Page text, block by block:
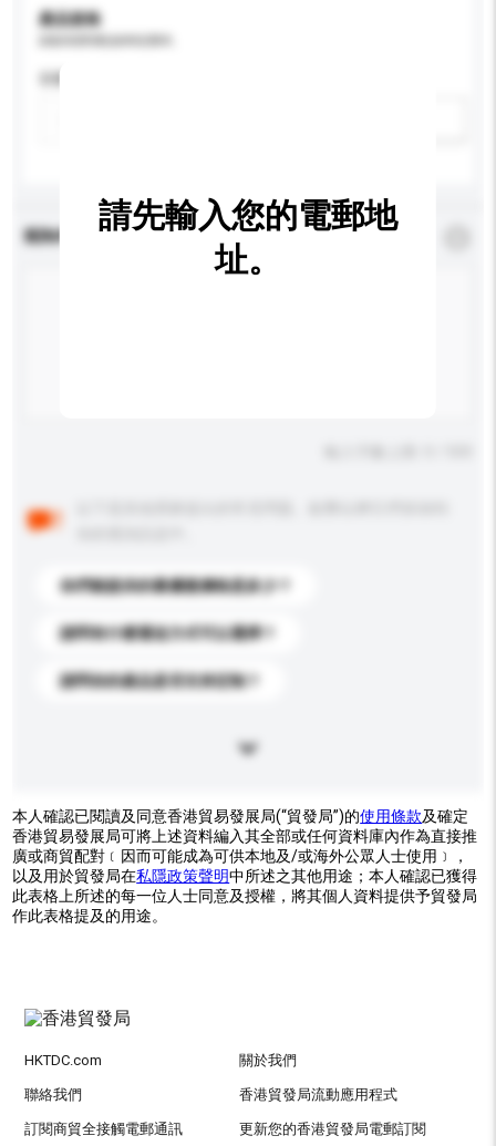
產品規格
查詢內容 * 必須填寫
你們能提供的最優惠價格是多少？
請問有什麼運送方式可以選擇？
請問你的產品是否支持定制？
請先輸入您的電郵地
址。
本人確認已閱讀及同意香港貿易發展局(“貿發局”)的使用條款及確定
香港貿易發展局可將上述資料編入其全部或任何資料庫內作為直接推
廣或商貿配對﹝因而可能成為可供本地及/或海外公眾人士使用﹞，
以及用於貿發局在私隱政策聲明中所述之其他用途；本人確認已獲得
此表格上所述的每一位人士同意及授權，將其個人資料提供予貿發局
作此表格提及的用途。
HKTDC.com 關於我們
聯絡我們 香港貿發局流動應用程式
訂閱商貿全接觸電郵通訊 更新您的香港貿發局電郵訂閱